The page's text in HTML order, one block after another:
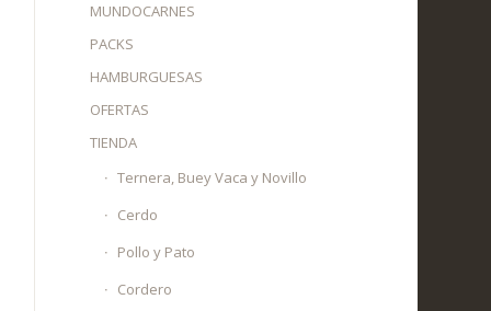
MUNDOCARNES
PACKS
HAMBURGUESAS
OFERTAS
TIENDA
Ternera, Buey Vaca y Novillo
Cerdo
Pollo y Pato
Cordero